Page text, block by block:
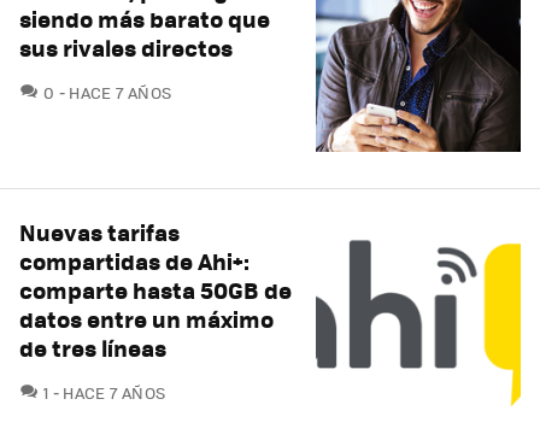
siendo más barato que
sus rivales directos
0 COMENTARIOS
HACE 7 AÑOS
Nuevas tarifas
compartidas de Ahi+:
comparte hasta 50GB de
datos entre un máximo
de tres líneas
1 COMENTARIOS
HACE 7 AÑOS